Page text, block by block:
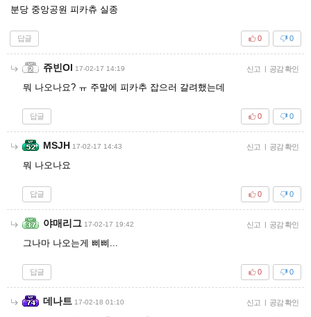
분당 중앙공원 피카츄 실종
답글 0
0
쥬빈Ol 17-02-17 14:19 신고 | 공감 확인
뭐 나오나요? ㅠ 주말에 피카추 잡으러 갈려했는데
답글 0
0
MSJH 17-02-17 14:43 신고 | 공감 확인
뭐 나오나요
답글 0
0
야매리그 17-02-17 19:42 신고 | 공감 확인
그나마 나오는게 삐삐...
답글 0
0
데나트 17-02-18 01:10 신고 | 공감 확인